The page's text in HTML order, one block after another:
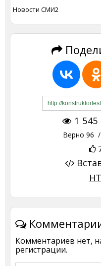
Новости СМИ2
1 545
Верно 96
Комментариев нет,
регистрации.